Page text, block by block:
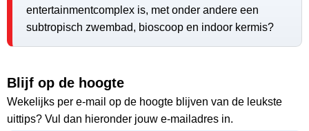
entertainmentcomplex is, met onder andere een
subtropisch zwembad, bioscoop en indoor kermis?
Blijf op de hoogte
Wekelijks per e-mail op de hoogte blijven van de leukste
uittips? Vul dan hieronder jouw e-mailadres in.